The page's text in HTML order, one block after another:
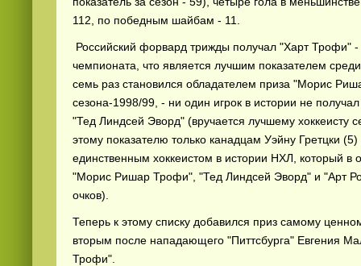
112, по победным шайбам - 11.
Российский форвард трижды получал "Харт Трофи"
чемпионата, что является лучшим показателем
семь раз становился обладателем приза "Морис
сезона-1998/99, - ни один игрок в истории не
"Тед Линдсей Эворд" (вручается лучшему хоккеисту
этому показателю только канадцам Уэйну Гретцки
единственным хоккеистом в истории НХЛ, который
"Морис Ришар Трофи", "Тед Линдсей Эворд" и "Арт
очков).
Теперь к этому списку добавился приз самому
вторым после нападающего "Питтсбурга" Евгения
Трофи".